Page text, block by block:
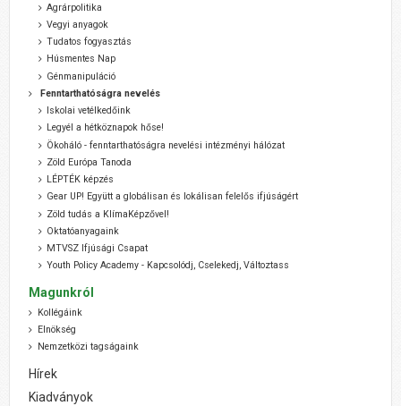
Agrárpolitika
Vegyi anyagok
Tudatos fogyasztás
Húsmentes Nap
Génmanipuláció
Fenntarthatóságra nevelés
Iskolai vetélkedőink
Legyél a hétköznapok hőse!
Ökoháló - fenntarthatóságra nevelési intézményi hálózat
Zöld Európa Tanoda
LÉPTÉK képzés
Gear UP! Együtt a globálisan és lokálisan felelős ifjúságért
Zöld tudás a KlímaKépzővel!
Oktatóanyagaink
MTVSZ Ifjúsági Csapat
Youth Policy Academy - Kapcsolódj, Cselekedj, Változtass
Magunkról
Kollégáink
Elnökség
Nemzetközi tagságaink
Hírek
Kiadványok